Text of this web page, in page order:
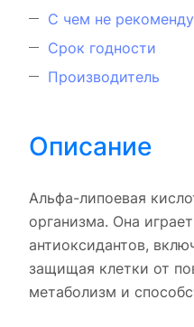
С чем не
Срок годности
Производитель
Описание
Альфа-липоевая
организма. Она
антиоксидантов,
защищая клетки от
метаболизм и